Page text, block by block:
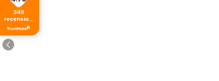
349
recensioni
di tutti i